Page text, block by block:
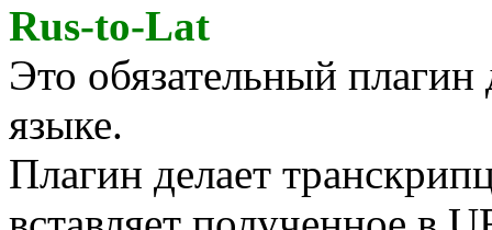
Rus-to-Lat
Это обязательный
языке.
Плагин делает